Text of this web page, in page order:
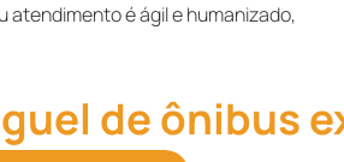
é ágil e humanizado,
de ônibus